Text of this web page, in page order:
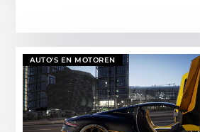
AUTO'S EN MOTOREN